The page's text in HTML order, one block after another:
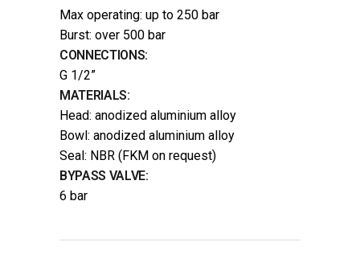
Max operating: up to 250 bar
Burst: over 500 bar
CONNECTIONS:
G 1/2”
MATERIALS:
Head: anodized aluminium alloy
Bowl: anodized aluminium alloy
Seal: NBR (FKM on request)
BYPASS VALVE:
6 bar